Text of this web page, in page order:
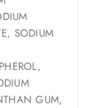
SODIUM
GUM,